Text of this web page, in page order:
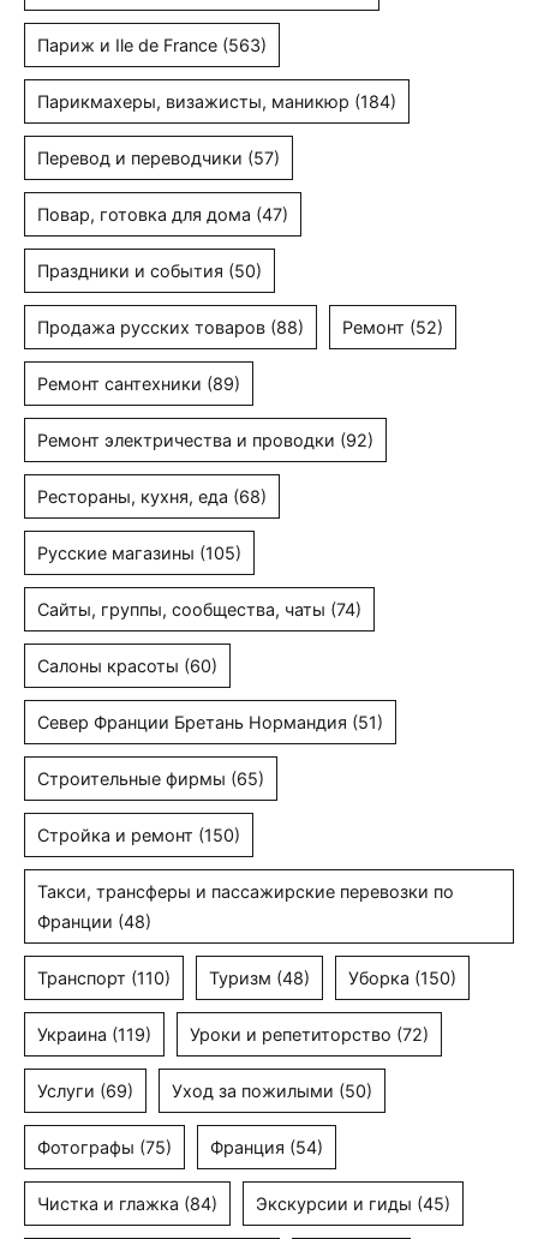
Париж и Ile de France (563)
Парикмахеры, визажисты, маникюр (184)
Перевод и переводчики (57)
Повар, готовка для дома (47)
Праздники и события (50)
Продажа русских товаров (88) Ремонт (52)
Ремонт сантехники (89)
Ремонт электричества и проводки (92)
Рестораны, кухня, еда (68)
Русские магазины (105)
Сайты, группы, сообщества, чаты (74)
Салоны красоты (60)
Север Франции Бретань Нормандия (51)
Строительные фирмы (65)
Стройка и ремонт (150)
Такси, трансферы и пассажирские перевозки по
Франции (48)
Транспорт (110) Туризм (48) Уборка (150)
Украина (119) Уроки и репетиторство (72)
Услуги (69) Уход за пожилыми (50)
Фотографы (75) Франция (54)
Чистка и глажка (84) Экскурсии и гиды (45)